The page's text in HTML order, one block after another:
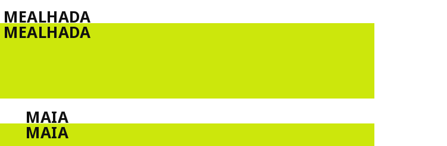
MEALHADA
MEALHADA
MAIA
MAIA